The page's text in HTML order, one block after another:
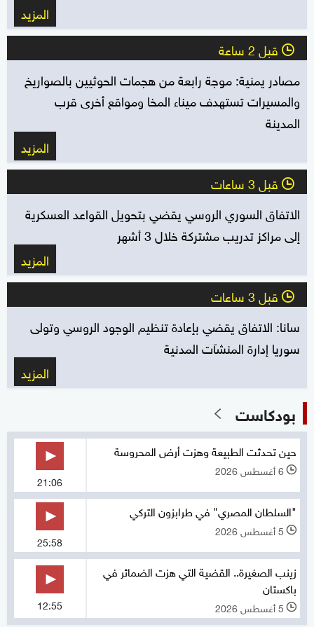
المزيد
l قبل 2 ساعة
مصادر يمنية: موجة رابعة من هجمات الحوثيين بالصواريخ
والمسيرات تستهدف ميناء المخا ومواقع أخرى قرب
المدينة
المزيد
l قبل 3 ساعات
الاتفاق السوري الروسي يقضي بتحويل القواعد العسكرية
إلى مراكز تدريب مشتركة خلال 3 أشهر
المزيد
l قبل 3 ساعات
سانا: الاتفاق يقضي بإعادة تنظيم الوجود الروسي ‏وتولى
سوريا إدارة المنشآت المدنية
المزيد
بودكاست
حين تحدثت الطبيعة وهزت أرض المحروسة
l 6 أغسطس 2026
21:06
"السلطان المصري" في طرابزون التركي
l 5 أغسطس 2026
25:58
زينب الصغيرة.. القضية التي هزت الضمائر في
باكستان
l 5 أغسطس 2026 12:55